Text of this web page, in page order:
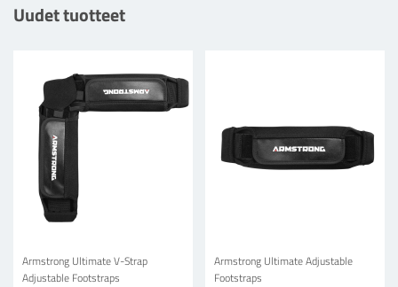
Uudet tuotteet
Armstrong Ultimate V-Strap
Adjustable Footstraps
Armstrong Ultimate Adjustable
Footstraps